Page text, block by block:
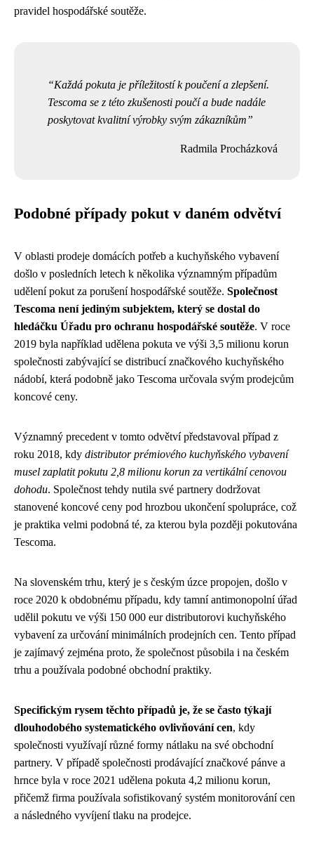
pravidel hospodářské soutěže.
Každá pokuta je příležitostí k poučení a zlepšení.
Tescoma se z této zkušenosti poučí a bude nadále
poskytovat kvalitní výrobky svým zákazníkům
Radmila Procházková
Podobné případy pokut v daném odvětví
V oblasti prodeje domácích potřeb a kuchyňského vybavení
došlo v posledních letech k několika významným případům
udělení pokut za porušení hospodářské soutěže. Společnost
Tescoma není jediným subjektem, který se dostal do
hledáčku Úřadu pro ochranu hospodářské soutěže. V roce
2019 byla například udělena pokuta ve výši 3,5 milionu korun
společnosti zabývající se distribucí značkového kuchyňského
nádobí, která podobně jako Tescoma určovala svým prodejcům
koncové ceny.
Významný precedent v tomto odvětví představoval případ z
roku 2018, kdy distributor prémiového kuchyňského vybavení
musel zaplatit pokutu 2,8 milionu korun za vertikální cenovou
dohodu. Společnost tehdy nutila své partnery dodržovat
stanovené koncové ceny pod hrozbou ukončení spolupráce, což
je praktika velmi podobná té, za kterou byla později pokutována
Tescoma.
Na slovenském trhu, který je s českým úzce propojen, došlo v
roce 2020 k obdobnému případu, kdy tamní antimonopolní úřad
udělil pokutu ve výši 150 000 eur distributorovi kuchyňského
vybavení za určování minimálních prodejních cen. Tento případ
je zajímavý zejména proto, že společnost působila i na českém
trhu a používala podobné obchodní praktiky.
Specifickým rysem těchto případů je, že se často týkají
dlouhodobého systematického ovlivňování cen, kdy
společnosti využívají různé formy nátlaku na své obchodní
partnery. V případě společnosti prodávající značkové pánve a
hrnce byla v roce 2021 udělena pokuta 4,2 milionu korun,
přičemž firma používala sofistikovaný systém monitorování cen
a následného vyvíjení tlaku na prodejce.